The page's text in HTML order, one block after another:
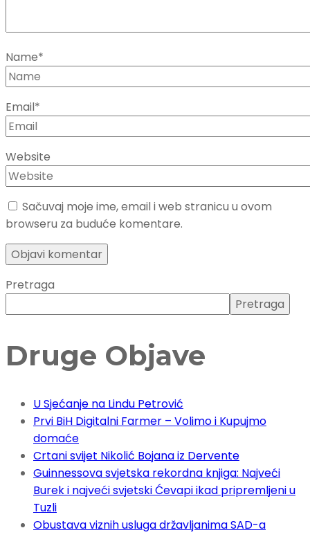
Name*
Email*
Website
Sačuvaj moje ime, email i web stranicu u ovom
browseru za buduće komentare.
Pretraga
Pretraga
Druge Objave
U Sjećanje na Lindu Petrović
Prvi BiH Digitalni Farmer – Volimo i Kupujmo
domaće
Crtani svijet Nikolić Bojana iz Dervente
Guinnessova svjetska rekordna knjiga: Najveći
Burek i najveći svjetski Ćevapi ikad pripremljeni u
Tuzli
Obustava viznih usluga državljanima SAD-a